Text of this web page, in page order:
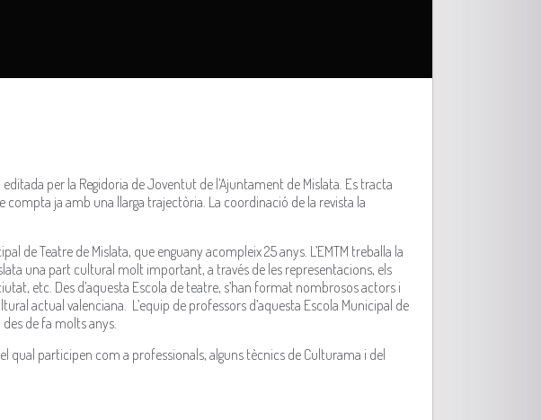
per la Regidoria de Joventut de l’Ajuntament de Mislata. Es tracta
compta ja amb una llarga trajectòria. La coordinació de la revista la
de Teatre de Mislata, que enguany acompleix 25 anys. L’EMTM treballa la
una part cultural molt important, a través de les representacions, els
etc. Des d’aquesta Escola de teatre, s’han format nombrosos actors i
actual valenciana. L’equip de professors d’aquesta Escola Municipal de
de fa molts anys.
qual participen com a professionals, alguns tècnics de Culturama i del